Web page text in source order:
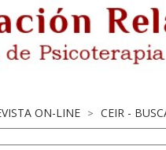
ON-LINE > CEIR -